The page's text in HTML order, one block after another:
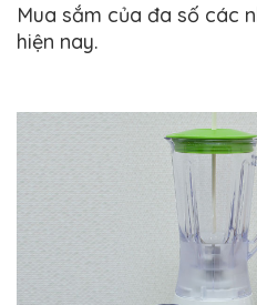
Mua sắm của đa số các
hiện nay.